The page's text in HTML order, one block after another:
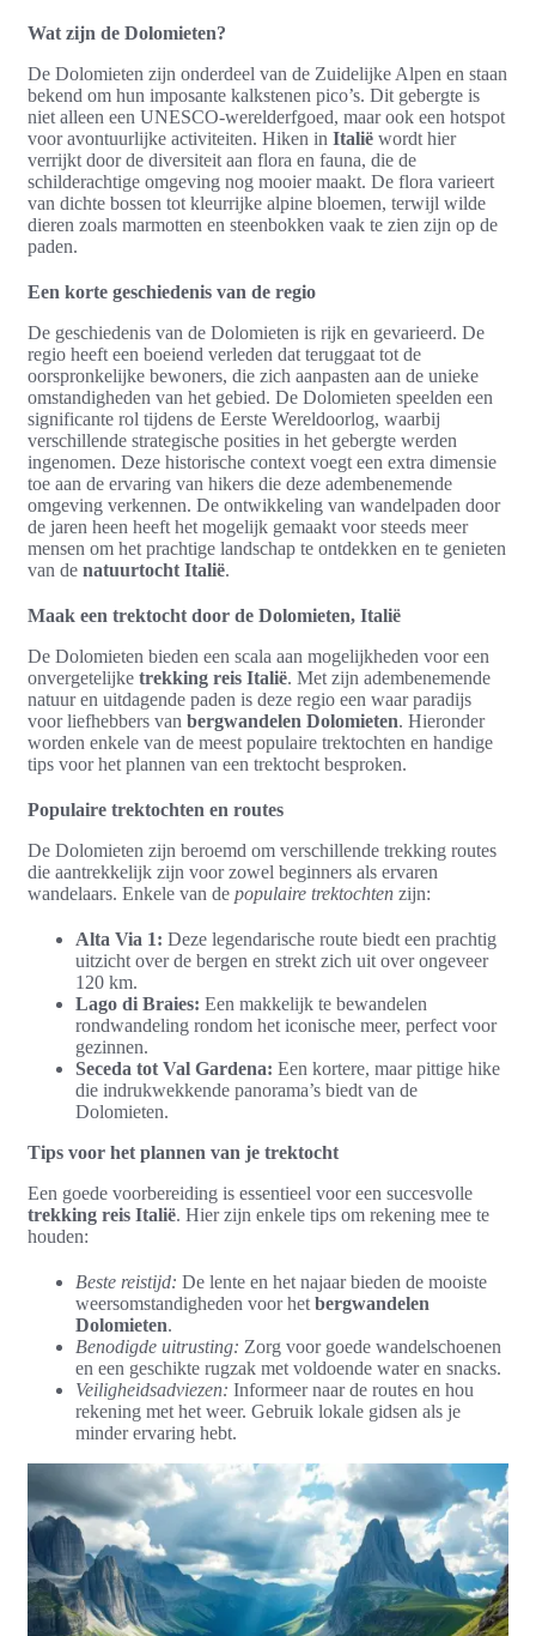
Wat zijn de Dolomieten?
De Dolomieten zijn onderdeel van de Zuidelijke Alpen en staan
bekend om hun imposante kalkstenen pico’s. Dit gebergte is
niet alleen een UNESCO-werelderfgoed, maar ook een hotspot
voor avontuurlijke activiteiten. Hiken in Italië wordt hier
verrijkt door de diversiteit aan flora en fauna, die de
schilderachtige omgeving nog mooier maakt. De flora varieert
van dichte bossen tot kleurrijke alpine bloemen, terwijl wilde
dieren zoals marmotten en steenbokken vaak te zien zijn op de
paden.
Een korte geschiedenis van de regio
De geschiedenis van de Dolomieten is rijk en gevarieerd. De
regio heeft een boeiend verleden dat teruggaat tot de
oorspronkelijke bewoners, die zich aanpasten aan de unieke
omstandigheden van het gebied. De Dolomieten speelden een
significante rol tijdens de Eerste Wereldoorlog, waarbij
verschillende strategische posities in het gebergte werden
ingenomen. Deze historische context voegt een extra dimensie
toe aan de ervaring van hikers die deze adembenemende
omgeving verkennen. De ontwikkeling van wandelpaden door
de jaren heen heeft het mogelijk gemaakt voor steeds meer
mensen om het prachtige landschap te ontdekken en te genieten
van de natuurtocht Italië.
Maak een trektocht door de Dolomieten, Italië
De Dolomieten bieden een scala aan mogelijkheden voor een
onvergetelijke trekking reis Italië. Met zijn adembenemende
natuur en uitdagende paden is deze regio een waar paradijs
voor liefhebbers van bergwandelen Dolomieten. Hieronder
worden enkele van de meest populaire trektochten en handige
tips voor het plannen van een trektocht besproken.
Populaire trektochten en routes
De Dolomieten zijn beroemd om verschillende trekking routes
die aantrekkelijk zijn voor zowel beginners als ervaren
wandelaars. Enkele van de populaire trektochten zijn:
Alta Via 1: Deze legendarische route biedt een prachtig
uitzicht over de bergen en strekt zich uit over ongeveer
120 km.
Lago di Braies: Een makkelijk te bewandelen
rondwandeling rondom het iconische meer, perfect voor
gezinnen.
Seceda tot Val Gardena: Een kortere, maar pittige hike
die indrukwekkende panorama’s biedt van de
Dolomieten.
Tips voor het plannen van je trektocht
Een goede voorbereiding is essentieel voor een succesvolle
trekking reis Italië. Hier zijn enkele tips om rekening mee te
houden:
Beste reistijd: De lente en het najaar bieden de mooiste
weersomstandigheden voor het bergwandelen
Dolomieten.
Benodigde uitrusting: Zorg voor goede wandelschoenen
en een geschikte rugzak met voldoende water en snacks.
Veiligheidsadviezen: Informeer naar de routes en hou
rekening met het weer. Gebruik lokale gidsen als je
minder ervaring hebt.